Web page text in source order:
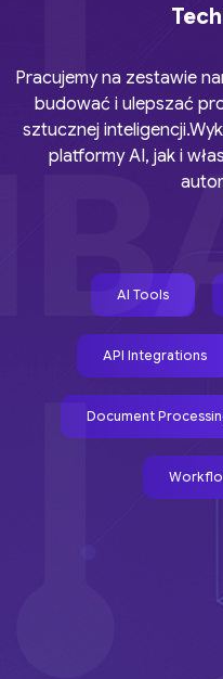
Pracujemy na zestawie
budować i ulepszać
sztucznej
platformy AI, jak i
AI Tools
API Integrations
Document